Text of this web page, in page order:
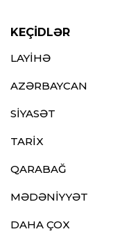
KEÇİDLƏR
LAYİHƏ
AZƏRBAYCAN
SİYASƏT
TARİX
QARABAĞ
MƏDƏNİYYƏT
DAHA ÇOX